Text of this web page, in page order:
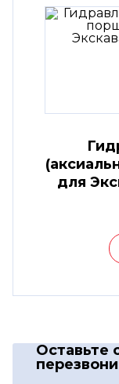
для
Оставьте